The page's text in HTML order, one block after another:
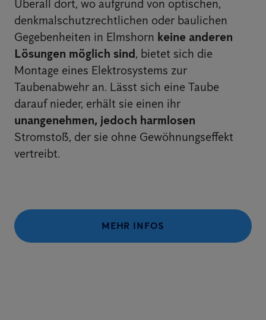
Überall dort, wo aufgrund von optischen,
denkmalschutzrechtlichen oder baulichen
Gegebenheiten in Elmshorn keine anderen
Lösungen möglich sind, bietet sich die
Montage eines Elektrosystems zur
Taubenabwehr an. Lässt sich eine Taube
darauf nieder, erhält sie einen ihr
unangenehmen, jedoch harmlosen
Stromstoß, der sie ohne Gewöhnungseffekt
vertreibt.
MEHR INFOS